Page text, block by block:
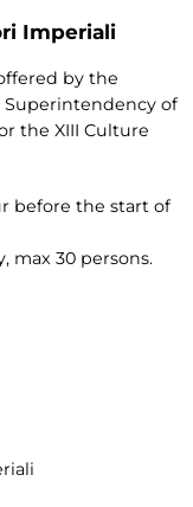
Imperiali
by the
of
the XIII Culture
before the start of
max 30 persons.